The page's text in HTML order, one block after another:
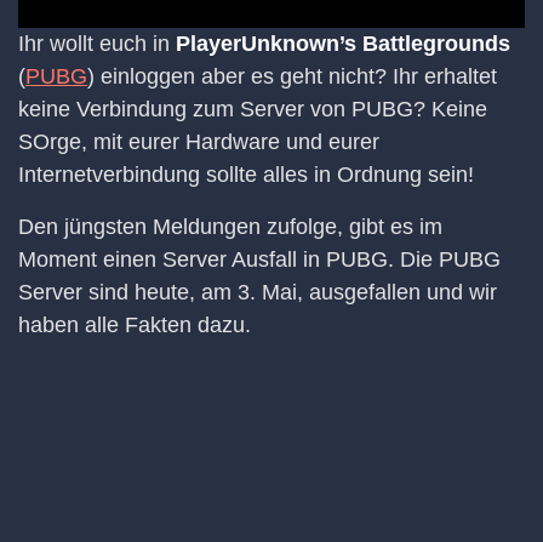
Ihr wollt euch in PlayerUnknown’s Battlegrounds
(PUBG) einloggen aber es geht nicht? Ihr erhaltet
keine Verbindung zum Server von PUBG? Keine
SOrge, mit eurer Hardware und eurer
Internetverbindung sollte alles in Ordnung sein!
Den jüngsten Meldungen zufolge, gibt es im
Moment einen Server Ausfall in PUBG. Die PUBG
Server sind heute, am 3. Mai, ausgefallen und wir
haben alle Fakten dazu.